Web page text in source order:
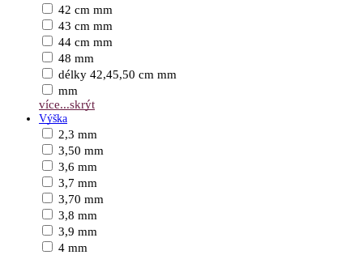
42 cm mm
43 cm mm
44 cm mm
48 mm
délky 42,45,50 cm mm
mm
více...skrýt
Výška
2,3 mm
3,50 mm
3,6 mm
3,7 mm
3,70 mm
3,8 mm
3,9 mm
4 mm